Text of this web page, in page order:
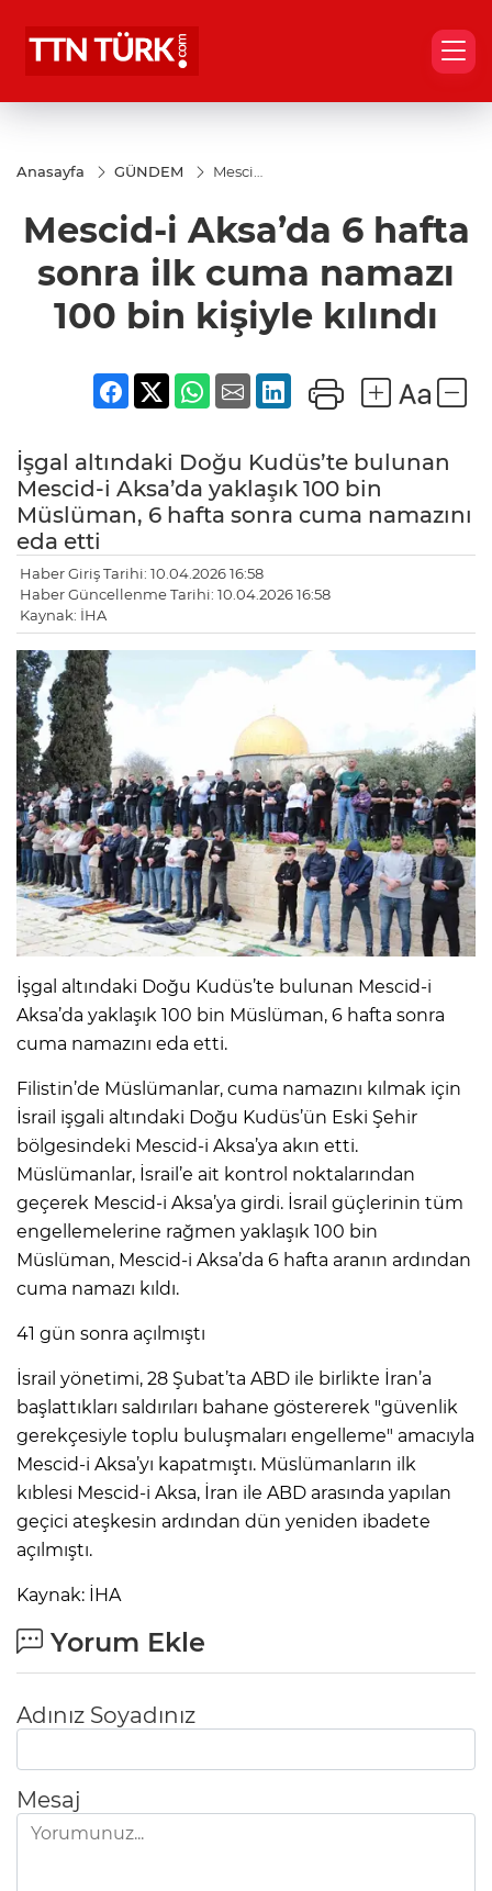
Anasayfa GÜNDEM
Mescid-
6 hafta
sonra
cuma
100 bin
kişiyle
Mescid-i Aksa’da 6 hafta
sonra ilk cuma namazı
100 bin kişiyle kılındı
İşgal altındaki Doğu Kudüs’te bulunan
Mescid-i Aksa’da yaklaşık 100 bin
Müslüman, 6 hafta sonra cuma namazını
eda etti
Haber Giriş Tarihi: 10.04.2026 16:58
Haber Güncellenme Tarihi: 10.04.2026 16:58
Kaynak: İHA
İşgal altındaki Doğu Kudüs’te bulunan Mescid-i
Aksa’da yaklaşık 100 bin Müslüman, 6 hafta sonra
cuma namazını eda etti.
Filistin’de Müslümanlar, cuma namazını kılmak için
İsrail işgali altındaki Doğu Kudüs’ün Eski Şehir
bölgesindeki Mescid-i Aksa’ya akın etti.
Müslümanlar, İsrail’e ait kontrol noktalarından
geçerek Mescid-i Aksa’ya girdi. İsrail güçlerinin tüm
engellemelerine rağmen yaklaşık 100 bin
Müslüman, Mescid-i Aksa’da 6 hafta aranın ardından
cuma namazı kıldı.
41 gün sonra açılmıştı
İsrail yönetimi, 28 Şubat’ta ABD ile birlikte İran’a
başlattıkları saldırıları bahane göstererek "güvenlik
gerekçesiyle toplu buluşmaları engelleme" amacıyla
Mescid-i Aksa’yı kapatmıştı. Müslümanların ilk
kıblesi Mescid-i Aksa, İran ile ABD arasında yapılan
geçici ateşkesin ardından dün yeniden ibadete
açılmıştı.
Kaynak: İHA
Yorum Ekle
Adınız Soyadınız
Mesaj